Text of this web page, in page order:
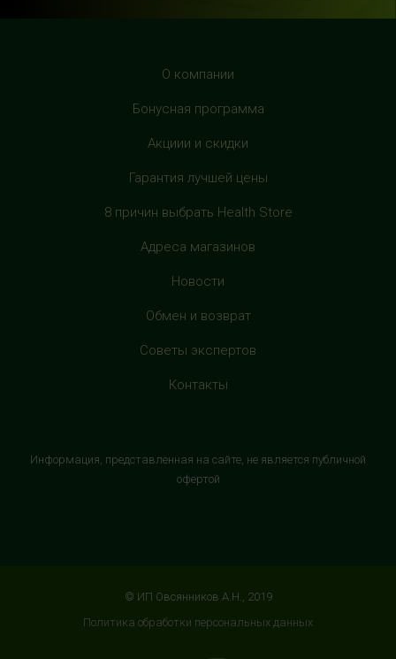
г. Москва, Дмитровское шоссе, 163 корп. А, второй этаж,
HealthStore в ТРЦ "Филион"
г. Москва, Багратионовский проезд, 5, третий этаж,
рядом с фуд-кортом
HealthStore в ТРЦ "Витте Молл"
магазином "М.Видео"
Домодедово
HealthStore в ТРЦ "АУРА"
г. Ярославль, ул. Победы, 41, цокольный этаж, напротив
О компании
Бонусная программа
Акциии и скидки
Гарантия лучшей цены
8 причин выбрать Health Store
Адреса магазинов
Новости
Обмен и возврат
Советы экспертов
Контакты
Информация, представленная на сайте, не является публичной
офертой
© ИП Овсянников А.Н., 2019
Политика обработки персональных данных